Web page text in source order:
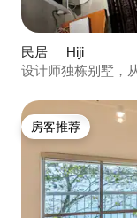
民居 ｜ Hiji
设计师独栋别墅，
房客推荐
房客推荐